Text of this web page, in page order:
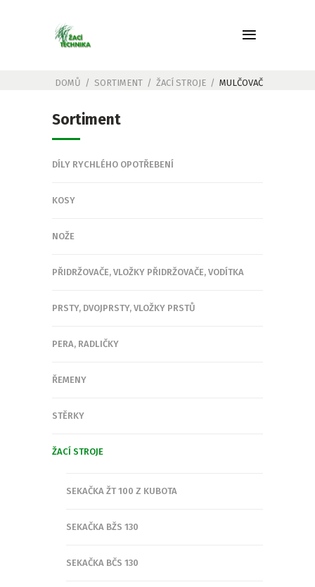
DOMŮ / SORTIMENT / ŽACÍ STROJE / MULČOVAČ
Sortiment
DÍLY RYCHLÉHO OPOTŘEBENÍ
KOSY
NOŽE
PŘIDRŽOVAČE, VLOŽKY PŘIDRŽOVAČE, VODÍTKA
PRSTY, DVOJPRSTY, VLOŽKY PRSTŮ
PERA, RADLIČKY
ŘEMENY
STĚRKY
ŽACÍ STROJE
SEKAČKA ŽT 100 Z KUBOTA
SEKAČKA BŽS 130
SEKAČKA BČS 130